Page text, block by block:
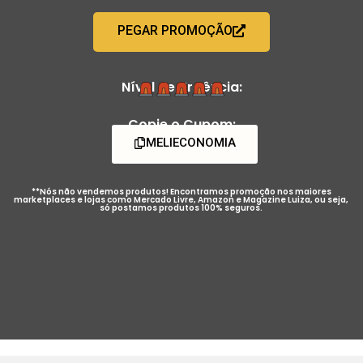
PEGAR PROMOÇÃO
Nível de Urgência:
Copie o Cupom:
MELIECONOMIA
**Nós não vendemos produtos! Encontramos promoção nos maiores
marketplaces e lojas como Mercado Livre, Amazon e Magazine Luiza, ou seja,
só postamos produtos 100% seguros.